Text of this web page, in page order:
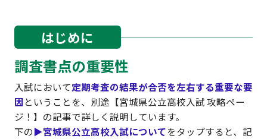
はじめに
調査書点の重要性
入試において定期考査の結果が合否を左右する重要な要
因ということを、別途【宮城県公立高校入試 攻略ペー
ジ！】の記事で詳しく説明しています。
下の▶宮城県公立高校入試についてをタップすると、記